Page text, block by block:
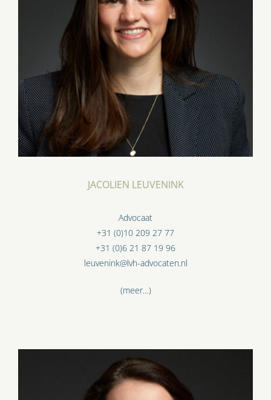
JACOLIEN LEUVENINK
Advocaat
+31 (0)10 209 27 77
+31 (0)6 21 87 19 96
leuvenink@lvh-advocaten.nl
(meer…)